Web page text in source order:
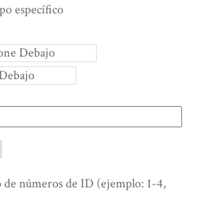
específico
números de ID (ejemplo: 1-4,